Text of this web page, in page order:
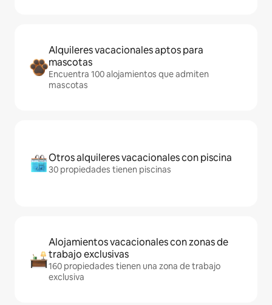
Alquileres vacacionales aptos para
mascotas
Encuentra 100 alojamientos que admiten
mascotas
Otros alquileres vacacionales con piscina
30 propiedades tienen piscinas
Alojamientos vacacionales con zonas de
trabajo exclusivas
160 propiedades tienen una zona de trabajo
exclusiva